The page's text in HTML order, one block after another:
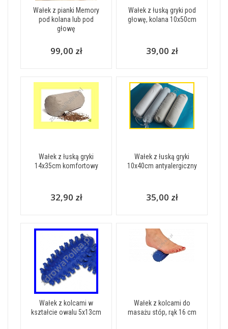
Wałek z pianki Memory
pod kolana lub pod
głowę
99,00 zł
Wałek z łuską gryki pod
głowę, kolana 10x50cm
39,00 zł
Wałek z łuską gryki
14x35cm komfortowy
32,90 zł
Wałek z łuską gryki
10x40cm antyalergiczny
35,00 zł
Wałek z kolcami w
kształcie owalu 5x13cm
Wałek z kolcami do
masażu stóp, rąk 16 cm